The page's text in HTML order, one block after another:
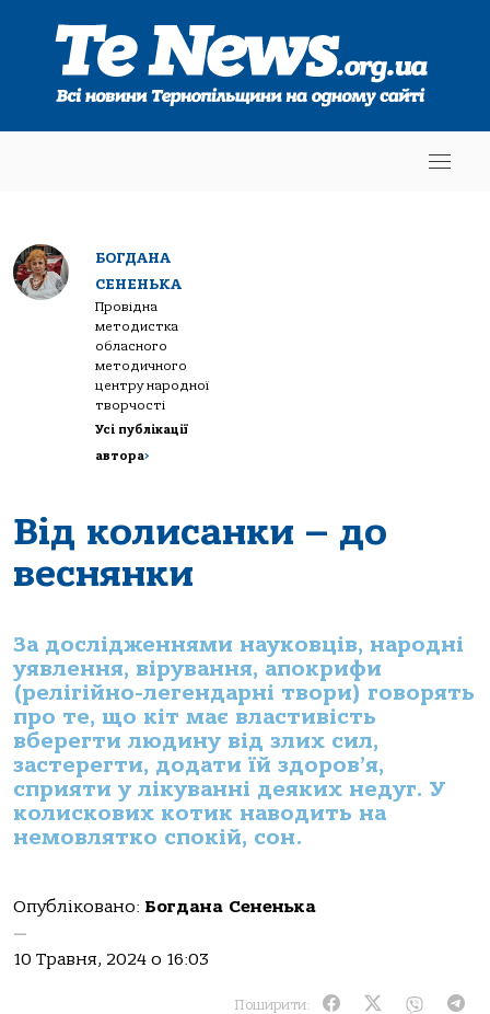
БОГДАНА
СЕНЕНЬКА
Провідна
методистка
обласного
методичного
центру народної
творчості
Усі публікації
автора>
Від колисанки – до
веснянки
За дослідженнями науковців, народні
уявлення, вірування, апокрифи
(релігійно-легендарні твори) говорять
про те, що кіт має властивість
вберегти людину від злих сил,
застерегти, додати їй здоров’я,
сприяти у лікуванні деяких недуг. У
колискових котик наводить на
немовлятко спокій, сон.
Опубліковано: Богдана Сененька
—
10 Травня, 2024 о 16:03
Поширити: